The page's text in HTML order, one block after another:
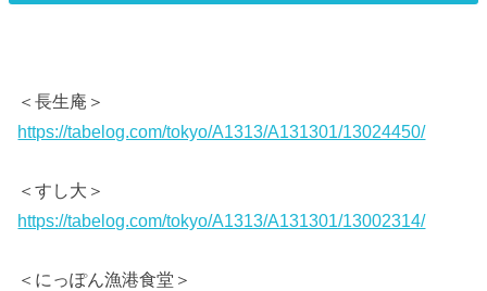
＜長生庵＞
https://tabelog.com/tokyo/A1313/A131301/13024450/
＜すし大＞
https://tabelog.com/tokyo/A1313/A131301/13002314/
＜にっぽん漁港食堂＞